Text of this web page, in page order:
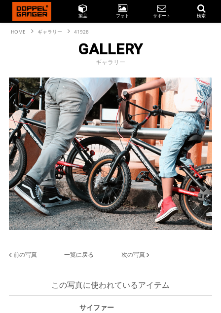
製品 フォト サポート 検索
HOME ギャラリー 41928
GALLERY
ギャラリー
前の写真 一覧に戻る 次の写真
この写真に使われているアイテム
サイファー